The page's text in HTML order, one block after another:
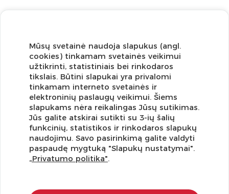
Užsisakykite naujienlaiškį ir pirmi gaukite geriausius
pasiūlymus!
Mūsų svetainė naudoja slapukus (angl.
cookies) tinkamam svetainės veikimui
užtikrinti, statistiniais bei rinkodaros
tikslais. Būtini slapukai yra privalomi
tinkamam interneto svetainės ir
elektroninių paslaugų veikimui. Šiems
slapukams nėra reikalingas Jūsų sutikimas.
Jūs galite atskirai sutikti su 3-ių šalių
funkcinių, statistikos ir rinkodaros slapukų
naudojimu. Savo pasirinkimą galite valdyti
paspaudę mygtuką "Slapukų nustatymai".
„Privatumo politika".